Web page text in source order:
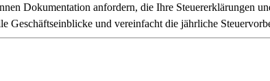
Dokumentation anfordern, die Ihre Steuererklärungen
Geschäftseinblicke und vereinfacht die jährliche